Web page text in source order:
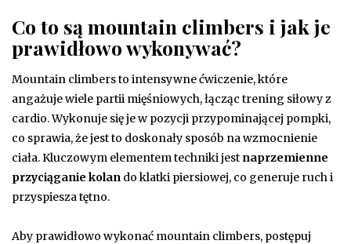
Co to są mountain climbers i jak je
prawidłowo wykonywać?
Mountain climbers to intensywne ćwiczenie, które
angażuje wiele partii mięśniowych, łącząc trening siłowy z
cardio. Wykonuje się je w pozycji przypominającej pompki,
co sprawia, że jest to doskonały sposób na wzmocnienie
ciała. Kluczowym elementem techniki jest naprzemienne
przyciąganie kolan do klatki piersiowej, co generuje ruch i
przyspiesza tętno.
Aby prawidłowo wykonać mountain climbers, postępuj